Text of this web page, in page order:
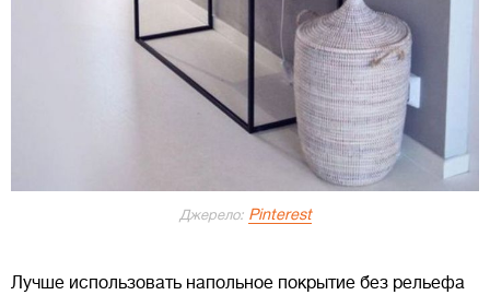
Джерело: Pinterest
Лучше использовать напольное покрытие без рельефа